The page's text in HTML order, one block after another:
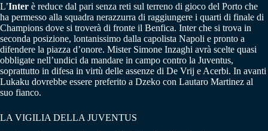
L’Inter è reduce dal pari senza reti sul terreno di gioco del Porto che
ha permesso alla squadra nerazzurra di raggiungere i quarti di finale di
Champions dove si troverà di fronte il Benfica. Inter che si trova in
seconda posizione, lontanissimo dalla capolista Napoli e pronto a
difendere la piazza d’onore. Mister Simone Inzaghi avrà scelte quasi
obbligate nell’undici da mandare in campo contro la Juventus,
soprattutto in difesa in virtù delle assenze di De Vrij e Acerbi. In avanti
Lukaku dovrebbe essere preferito a Dzeko con Lautaro Martinez al
suo fianco.
LA VIGILIA DELLA JUVENTUS